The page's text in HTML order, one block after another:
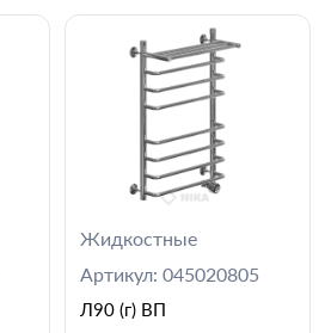
Жидкостные
Артикул: 045020805
Л90 (г) ВП